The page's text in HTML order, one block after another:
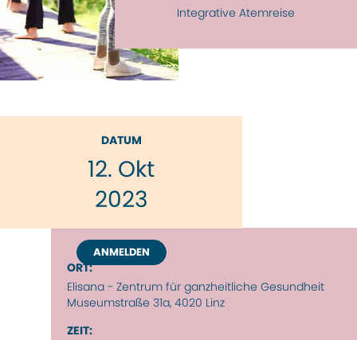
Integrative Atemreise
DATUM
12. Okt
2023
ANMELDEN
ORT:
Elisana - Zentrum für ganzheitliche Gesundheit
Museumstraße 31a, 4020 Linz
ZEIT: